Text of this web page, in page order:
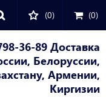
(0) (0)
36-89 Доставка
Белоруссии,
Армении,
Киргизии